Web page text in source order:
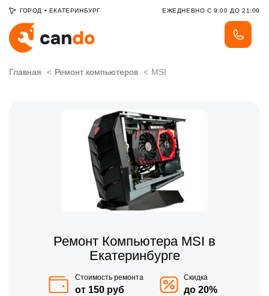
ГОРОД • ЕКАТЕРИНБУРГ ЕЖЕДНЕВНО С 9:00 ДО 21:00
Главная Ремонт компьютеров MSI
Ремонт Компьютера MSI в
Екатеринбурге
Стоимость ремонта
от 150 руб
Скидка
до 20%